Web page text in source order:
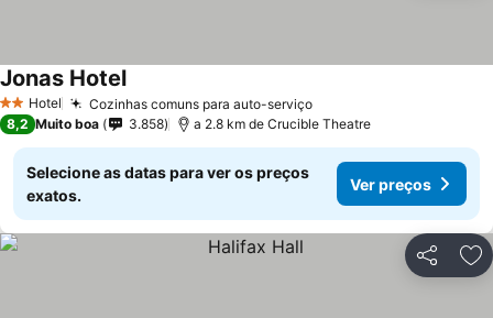
2 Estrelas
Hotel Cozinhas comuns para auto-serviçoVer preços
Jonas HotelVer preços
8,2 Muito boa 3.858 a 2.8 km de Crucible Theatre
Selecione as datas para ver os preços
exatos.
Ver preços
Partilhar